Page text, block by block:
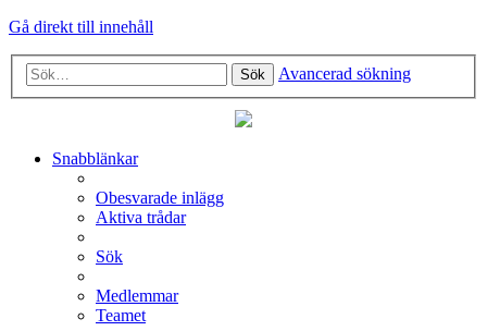
Gå direkt till innehåll
Sök Avancerad sökning
Snabblänkar
Obesvarade inlägg
Aktiva trådar
Sök
Medlemmar
Teamet